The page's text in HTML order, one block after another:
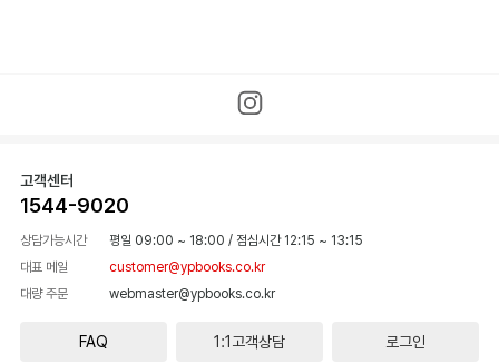
고객센터
1544-9020
상담가능시간 평일 09:00 ~ 18:00 / 점심시간 12:15 ~ 13:15
대표 메일
customer@ypbooks.co.kr
대량 주문
webmaster@ypbooks.co.kr
FAQ 1:1고객상담 로그인